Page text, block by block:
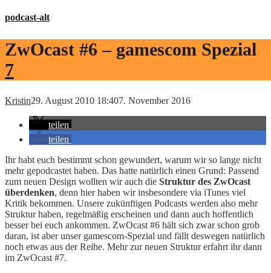
podcast-alt
ZwOcast #6 – gamescom Spezial
7
Kristin29. August 2010 18:407. November 2016
teilen
teilen
Ihr habt euch bestimmt schon gewundert, warum wir so lange nicht
mehr gepodcastet haben. Das hatte natürlich einen Grund: Passend
zum neuen Design wollten wir auch die Struktur des ZwOcast
überdenken, denn hier haben wir insbesondere via iTunes viel
Kritik bekommen. Unsere zukünftigen Podcasts werden also mehr
Struktur haben, regelmäßig erscheinen und dann auch hoffentlich
besser bei euch ankommen. ZwOcast #6 hält sich zwar schon grob
daran, ist aber unser gamescom-Spezial und fällt deswegen natürlich
noch etwas aus der Reihe. Mehr zur neuen Struktur erfahrt ihr dann
im ZwOcast #7.